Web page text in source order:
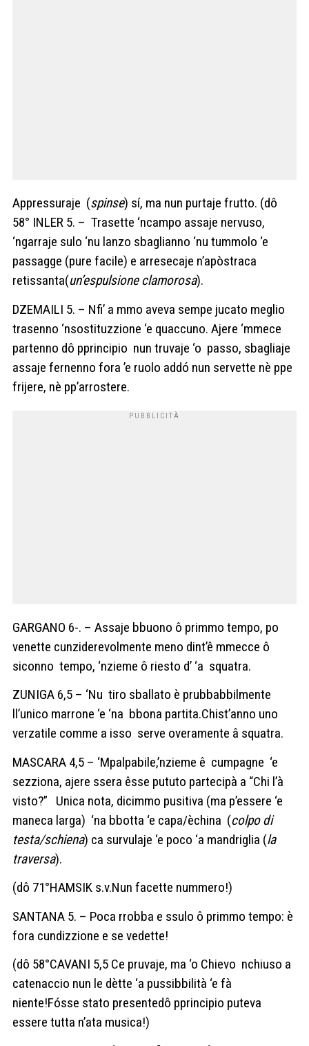
Appressuraje (spinse) sí, ma nun purtaje frutto. (dô
58° INLER 5. – Trasette ‘ncampo assaje nervuso,
‘ngarraje sulo ‘nu lanzo sbaglianno ‘nu tummolo ‘e
passagge (pure facile) e arresecaje n’apòstraca
retissanta(un’espulsione clamorosa).
DZEMAILI 5. – Nfi’ a mmo aveva sempe jucato meglio
trasenno ‘nsostituzzione ‘e quaccuno. Ajere ‘mmece
partenno dô pprincipio nun truvaje ‘o passo, sbagliaje
assaje fernenno fora ’e ruolo addó nun servette nè ppe
frijere, nè pp’arrostere.
GARGANO 6-. – Assaje bbuono ô primmo tempo, po
venette cunziderevolmente meno dint’ê mmecce ô
siconno tempo, ‘nzieme ô riesto d’ ‘a squatra.
ZUNIGA 6,5 – ‘Nu tiro sballato è prubbabbilmente
ll’unico marrone ‘e ‘na bbona partita.Chist’anno uno
verzatile comme a isso serve overamente â squatra.
MASCARA 4,5 – ‘Mpalpabile,’nzieme ê cumpagne ‘e
sezziona, ajere ssera êsse pututo partecipà a “Chi l’à
visto?” Unica nota, dicimmo pusitiva (ma p’essere ‘e
maneca larga) ‘na bbotta ‘e capa/èchina (colpo di
testa/schiena) ca survulaje ‘e poco ‘a mandriglia (la
traversa).
(dô 71°HAMSIK s.v.Nun facette nummero!)
SANTANA 5. – Poca rrobba e ssulo ô primmo tempo: è
fora cundizzione e se vedette!
(dô 58°CAVANI 5,5 Ce pruvaje, ma ‘o Chievo nchiuso a
catenaccio nun le dètte ‘a pussibbilità ‘e fà
niente!Fósse stato presentedô pprincipio puteva
essere tutta n’ata musica!)